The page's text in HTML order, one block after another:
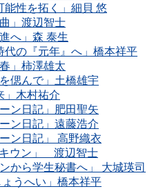
能性を拓く」細貝 悠
」渡辺智士
へ」森 泰生
代の『元年』へ」橋本祥平
」柿澤雄太
偲んで」土橋雄宇
」木村祐介
ン日記」肥田聖矢
ン日記」遠藤浩介
ン日記」 高野織衣
キウン」 渡辺智士
から学生秘書へ」 大城瑛司
ょうへい」橋本祥平